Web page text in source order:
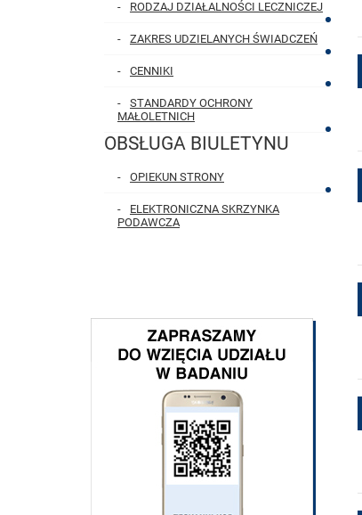
RODZAJ DZIAŁALNOŚCI LECZNICZEJ
ZAKRES UDZIELANYCH ŚWIADCZEŃ
CENNIKI
STANDARDY OCHRONY
MAŁOLETNICH
OBSŁUGA BIULETYNU
OPIEKUN STRONY
ELEKTRONICZNA SKRZYNKA
PODAWCZA